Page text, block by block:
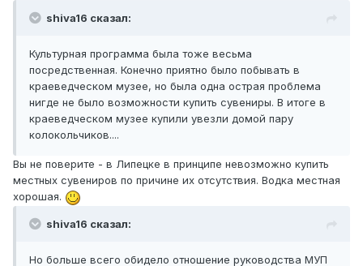
shiva16 сказал:
Культурная программа была тоже весьма
посредственная. Конечно приятно было побывать в
краеведческом музее, но была одна острая проблема
нигде не было возможности купить сувениры. В итоге в
краеведческом музее купили увезли домой пару
колокольчиков....
Вы не поверите - в Липецке в принципе невозможно купить
местных сувениров по причине их отсутствия. Водка местная
хорошая.
shiva16 сказал:
Но больше всего обидело отношение руководства МУП